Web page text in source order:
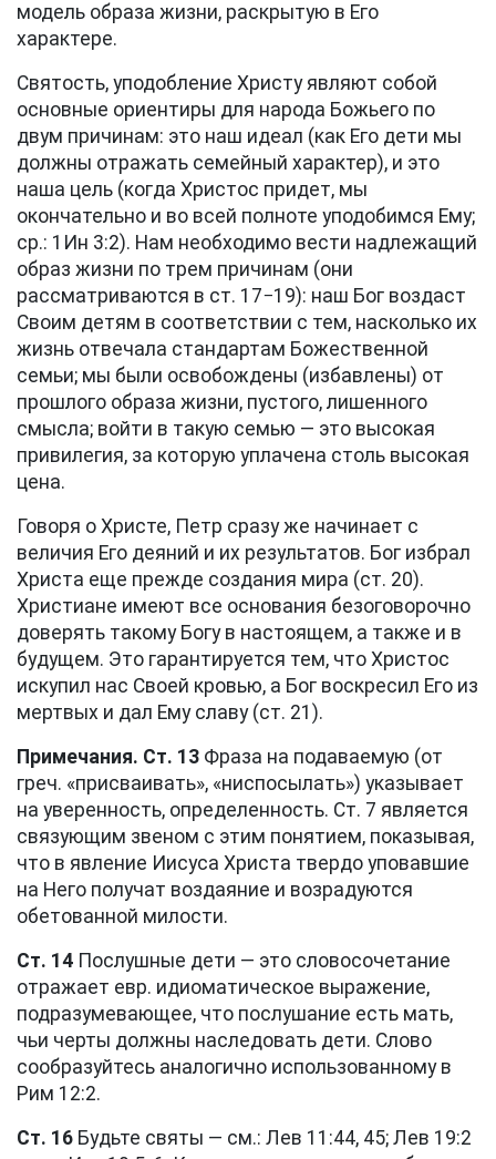
модель образа жизни, раскрытую в Его
характере.
Святость, уподобление Христу являют собой
основные ориентиры для народа Божьего по
двум причинам: это наш идеал (как Его дети мы
должны отражать семейный характер), и это
наша цель (когда Христос придет, мы
окончательно и во всей полноте уподобимся Ему;
ср.: 1Ин 3:2). Нам необходимо вести надлежащий
образ жизни по трем причинам (они
рассматриваются в ст. 17−19): наш Бог воздаст
Своим детям в соответствии с тем, насколько их
жизнь отвечала стандартам Божественной
семьи; мы были освобождены (избавлены) от
прошлого образа жизни, пустого, лишенного
смысла; войти в такую семью — это высокая
привилегия, за которую уплачена столь высокая
цена.
Говоря о Христе, Петр сразу же начинает с
величия Его деяний и их результатов. Бог избрал
Христа еще прежде создания мира (ст. 20).
Христиане имеют все основания безоговорочно
доверять такому Богу в настоящем, а также и в
будущем. Это гарантируется тем, что Христос
искупил нас Своей кровью, а Бог воскресил Его из
мертвых и дал Ему славу (ст. 21 ).
Примечания. Ст. 13 Фраза на подаваемую (от
греч. «присваивать», «ниспосылать») указывает
на уверенность, определенность. Ст. 7 является
связующим звеном с этим понятием, показывая,
что в явление Иисуса Христа твердо уповавшие
на Него получат воздаяние и возрадуются
обетованной милости.
Ст. 14 Послушные дети — это словосочетание
отражает евр. идиоматическое выражение,
подразумевающее, что послушание есть мать,
чьи черты должны наследовать дети. Слово
сообразуйтесь аналогично использованному в
Рим 12:2.
Ст. 16 Будьте святы — см.: Лев 11:44, 45; Лев 19:2